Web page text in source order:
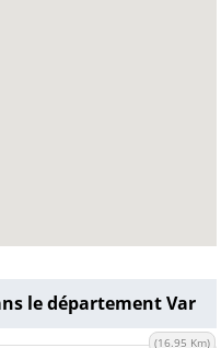
le département Var
(16.95 Km)